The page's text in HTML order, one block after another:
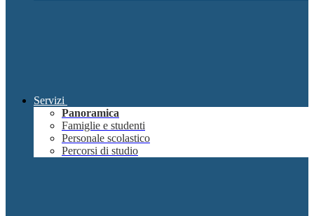
Servizi
Panoramica
Famiglie e studenti
Personale scolastico
Percorsi di studio